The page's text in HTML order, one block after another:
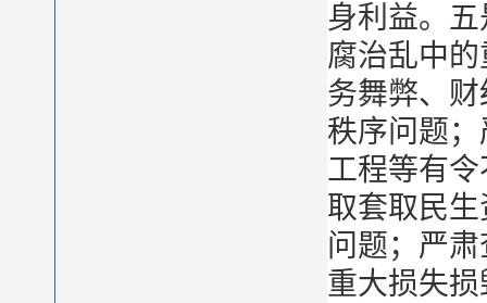
身利益。
腐治乱中
务舞弊、
秩序问题
工程等有
取套取民
问题；严
重大损失